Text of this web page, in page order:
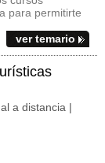
para permitirte
ver temario
a distancia |